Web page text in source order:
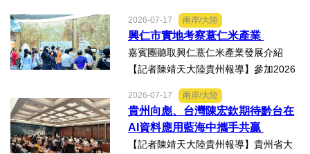
科會舉辦的「貝蒙論壇」，實地交流活
動走訪臺南楠西地震及丹娜絲風災區，
慈濟動員資金與萬人次的復原...
2026-07-17 兩岸/大陸
興仁市實地考察薏仁米產業
嘉賓團聽取興仁薏仁米產業發展介紹
【記者陳靖天大陸貴州報導】參加2026
色產業助力鄉村振興對接會的臺灣嘉賓
組團，7月15日，到興仁市實地考察，深
入調研興仁薏仁米...
2026-07-17 兩岸/大陸
貴州向彪、台灣陳宏欽期待黔台在
AI資料應用藍海中攜手共贏
【記者陳靖天大陸貴州報導】貴州省大